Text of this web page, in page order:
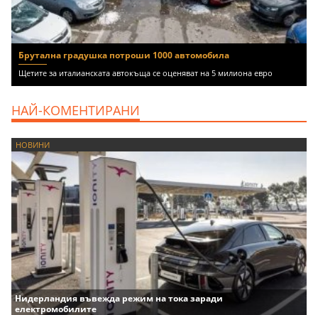
Брутална градушка потроши 1000 автомобила
Щетите за италианската автокъща се оценяват на 5 милиона евро
НАЙ-КОМЕНТИРАНИ
НОВИНИ
Нидерландия въвежда режим на тока заради
електромобилите